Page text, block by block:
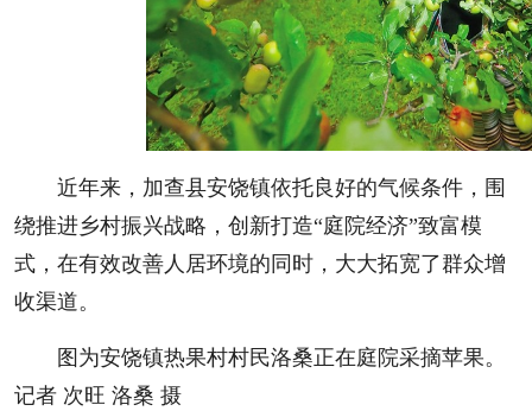
近年来，加查县安饶镇依托良好的气候条件，围
绕推进乡村振兴战略，创新打造“庭院经济”致富模
式，在有效改善人居环境的同时，大大拓宽了群众增
收渠道。
图为安饶镇热果村村民洛桑正在庭院采摘苹果。
记者 次旺 洛桑 摄